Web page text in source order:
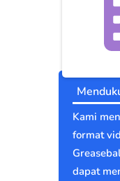
Kami
format
dapat